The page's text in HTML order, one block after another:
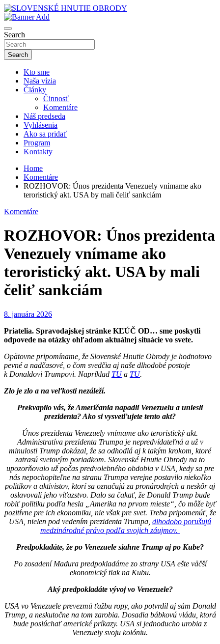
Skip
to
content
SLOVENSKÉ HNUTIE OBRODY
Search
Search
Kto sme
Naša vízia
Články
Činnosť
Komentáre
Náš predseda
Vyhlásenia
Ako sa pridať
Program
Kontakty
Home
Komentáre
ROZHOVOR: Únos prezidenta Venezuely vnímame ako
teroristický akt. USA by mali čeliť sankciám
Komentáre
ROZHOVOR: Únos prezidenta
Venezuely vnímame ako
teroristický akt. USA by mali
čeliť sankciám
8. januára 2026
Priatelia. Spravodajskej stránke KĽÚČ OD… sme poskytli
odpovede na otázky ohľadom aktuálnej situácie vo svete.
Opätovne pripomíname, že Slovenské Hnutie Obrody je hodnotovo
pevné a nadčasové, o čom svedčia aj naše dlhodobé postoje
k Donaldovi Trumpovi. Napríklad TUa TU.
Zlo je zlo a na veľkosti nezáleží.
Prekvapilo vás, že Američania napadli Venezuelu a uniesli
prezidenta? Ako si vysvetľujete tento akt?
Únos prezidenta Venezuely vnímame ako teroristický akt.
Administratíva prezidenta Trumpa je nepredvídateľná a už v
minulosti Trump dokázal, že sa odhodlá aj k takým krokom, ktoré
zatrasú svetovým poriadkom. Slovenské Hnutie Obrody na to
upozorňovalo už počas predvolebného obdobia v USA, kedy sa pre
nás nepochopiteľne na stranu Trumpa verejne postavilo niekoľko
politikov a aktivistov, ktorí sa označujú za pronárodných a neskôr aj
oslavovali jeho víťazstvo. Dalo sa čakať, že Donald Trump bude
robiť politiku podľa hesla „Amerika na prvom mieste“, čo môže byť
pozitívne pre ich ekonomiku, nie však pre svet. Treba pripomenúť, že
USA, nielen pod vedením prezidenta Trumpa, dlhodobo porušujú
medzinárodné právo podľa svojich záujmov.
Predpokladáte, že po Venezuele siahne Trump aj po Kube?
Po zosadení Madura predpokladáme zo strany USA ešte väčší
ekonomický tlak na Kubu.
Aký predpokladáte vývoj vo Venezuele?
USA vo Venezuele prevezmú ťažbu ropy, ako potvrdil aj sám Donald
Trump, a neskutočne na tom zarobia. Dosadia bábkovú vládu, ktorá
bude poslúchať americké príkazy. USA si jednoducho urobia z
Venezuely svoju kolóniu.